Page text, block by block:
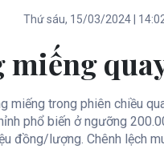
Thứ sáu, 15/03/2024 |
miếng
miếng trong phiên chiều
phổ biến ở ngưỡng
đồng/lượng. Chênh lệch